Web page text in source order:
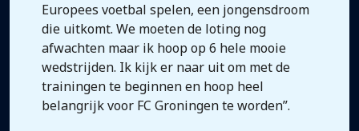
Europees voetbal spelen, een jongensdroom
die uitkomt. We moeten de loting nog
afwachten maar ik hoop op 6 hele mooie
wedstrijden. Ik kijk er naar uit om met de
trainingen te beginnen en hoop heel
belangrijk voor FC Groningen te worden”.